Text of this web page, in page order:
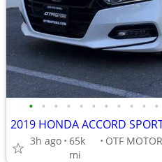
• • • • • • • • • • •
2019 HONDA ACCORD
3h ago 65k
mi